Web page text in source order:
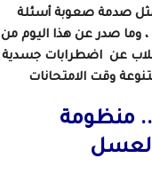
صدمة صعوبة أسئلة
، وما صدر عن هذا اليوم من
عن اضطرابات جسدية
وقت الامتحانات
منظومة
العسل